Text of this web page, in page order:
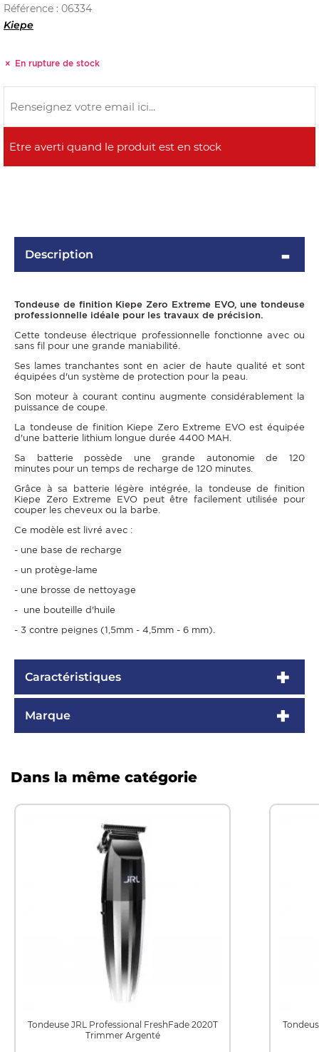
Référence : 06334
Kiepe
En rupture de stock
Description
Tondeuse de finition Kiepe Zero Extreme EVO, une tondeuse
professionnelle idéale pour les travaux de précision.
Cette tondeuse électrique professionnelle fonctionne avec ou
sans fil pour une grande maniabilité.
Ses lames tranchantes sont en acier de haute qualité et sont
équipées d'un système de protection pour la peau.
Son moteur à courant continu augmente considérablement la
puissance de coupe.
La tondeuse de finition Kiepe Zero Extreme EVO est équipée
d'une batterie lithium longue durée 4400 MAH.
Sa batterie possède une grande autonomie de 120
minutes pour un temps de recharge de 120 minutes.
Grâce à sa batterie légère intégrée, la tondeuse de finition
Kiepe Zero Extreme EVO peut être facilement utilisée pour
couper les cheveux ou la barbe.
Ce modèle est livré avec :
- une base de recharge
- un protège-lame
- une brosse de nettoyage
- une bouteille d'huile
- 3 contre peignes (1,5mm - 4,5mm - 6 mm).
Caractéristiques
Marque
Dans la même catégorie
Tondeuse JRL Professional FreshFade 2020T
Trimmer Argenté